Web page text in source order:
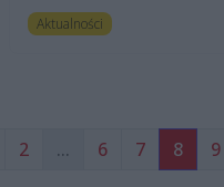
Aktualności
2 ... 6 7 8 9